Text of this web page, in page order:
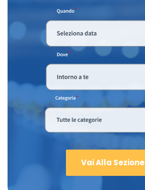
Vai Alla Sezione